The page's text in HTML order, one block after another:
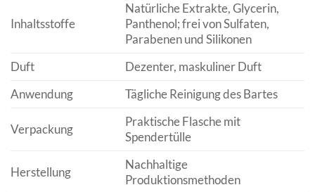
Inhaltsstoffe
Natürliche Extrakte, Glycerin,
Panthenol; frei von Sulfaten,
Parabenen und Silikonen
Duft
Dezenter, maskuliner Duft
Anwendung
Tägliche Reinigung des Bartes
Verpackung
Praktische Flasche mit
Spendertülle
Herstellung
Nachhaltige
Produktionsmethoden